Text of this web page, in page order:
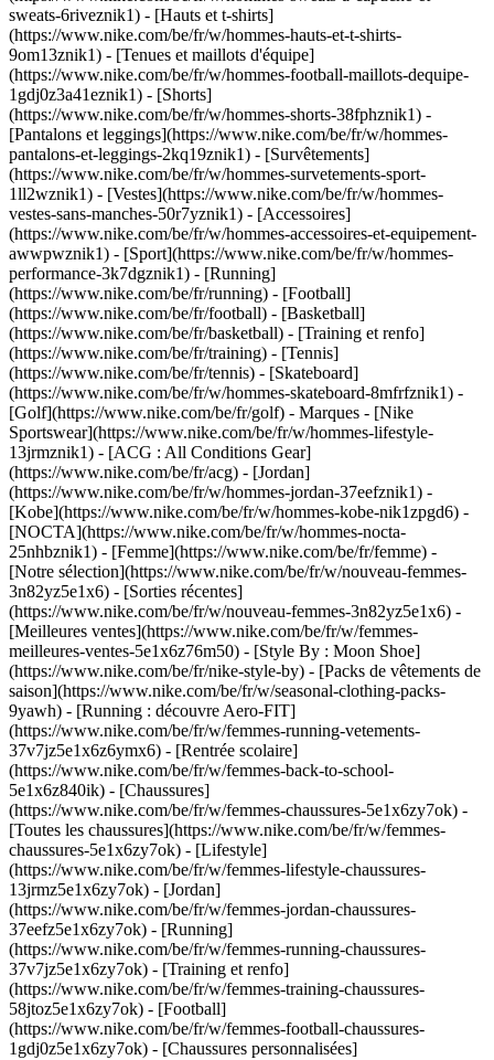
sweats-6riveznik1) - [Hauts et t-shirts]
(https://www.nike.com/be/fr/w/hommes-hauts-et-t-shirts-
9om13znik1) - [Tenues et maillots d'équipe]
(https://www.nike.com/be/fr/w/hommes-football-maillots-dequipe-
1gdj0z3a41eznik1) - [Shorts]
(https://www.nike.com/be/fr/w/hommes-shorts-38fphznik1) -
[Pantalons et leggings](https://www.nike.com/be/fr/w/hommes-
pantalons-et-leggings-2kq19znik1) - [Survêtements]
(https://www.nike.com/be/fr/w/hommes-survetements-sport-
1ll2wznik1) - [Vestes](https://www.nike.com/be/fr/w/hommes-
vestes-sans-manches-50r7yznik1) - [Accessoires]
(https://www.nike.com/be/fr/w/hommes-accessoires-et-equipement-
awwpwznik1) - [Sport](https://www.nike.com/be/fr/w/hommes-
performance-3k7dgznik1) - [Running]
(https://www.nike.com/be/fr/running) - [Football]
(https://www.nike.com/be/fr/football) - [Basketball]
(https://www.nike.com/be/fr/basketball) - [Training et renfo]
(https://www.nike.com/be/fr/training) - [Tennis]
(https://www.nike.com/be/fr/tennis) - [Skateboard]
(https://www.nike.com/be/fr/w/hommes-skateboard-8mfrfznik1) -
[Golf](https://www.nike.com/be/fr/golf) - Marques - [Nike
Sportswear](https://www.nike.com/be/fr/w/hommes-lifestyle-
13jrmznik1) - [ACG : All Conditions Gear]
(https://www.nike.com/be/fr/acg) - [Jordan]
(https://www.nike.com/be/fr/w/hommes-jordan-37eefznik1) -
[Kobe](https://www.nike.com/be/fr/w/hommes-kobe-nik1zpgd6) -
[NOCTA](https://www.nike.com/be/fr/w/hommes-nocta-
25nhbznik1) - [Femme](https://www.nike.com/be/fr/femme) -
[Notre sélection](https://www.nike.com/be/fr/w/nouveau-femmes-
3n82yz5e1x6) - [Sorties récentes]
(https://www.nike.com/be/fr/w/nouveau-femmes-3n82yz5e1x6) -
[Meilleures ventes](https://www.nike.com/be/fr/w/femmes-
meilleures-ventes-5e1x6z76m50) - [Style By : Moon Shoe]
(https://www.nike.com/be/fr/nike-style-by) - [Packs de vêtements de
saison](https://www.nike.com/be/fr/w/seasonal-clothing-packs-
9yawh) - [Running : découvre Aero-FIT]
(https://www.nike.com/be/fr/w/femmes-running-vetements-
37v7jz5e1x6z6ymx6) - [Rentrée scolaire]
(https://www.nike.com/be/fr/w/femmes-back-to-school-
5e1x6z840ik) - [Chaussures]
(https://www.nike.com/be/fr/w/femmes-chaussures-5e1x6zy7ok) -
[Toutes les chaussures](https://www.nike.com/be/fr/w/femmes-
chaussures-5e1x6zy7ok) - [Lifestyle]
(https://www.nike.com/be/fr/w/femmes-lifestyle-chaussures-
13jrmz5e1x6zy7ok) - [Jordan]
(https://www.nike.com/be/fr/w/femmes-jordan-chaussures-
37eefz5e1x6zy7ok) - [Running]
(https://www.nike.com/be/fr/w/femmes-running-chaussures-
37v7jz5e1x6zy7ok) - [Training et renfo]
(https://www.nike.com/be/fr/w/femmes-training-chaussures-
58jtoz5e1x6zy7ok) - [Football]
(https://www.nike.com/be/fr/w/femmes-football-chaussures-
1gdj0z5e1x6zy7ok) - [Chaussures personnalisées]